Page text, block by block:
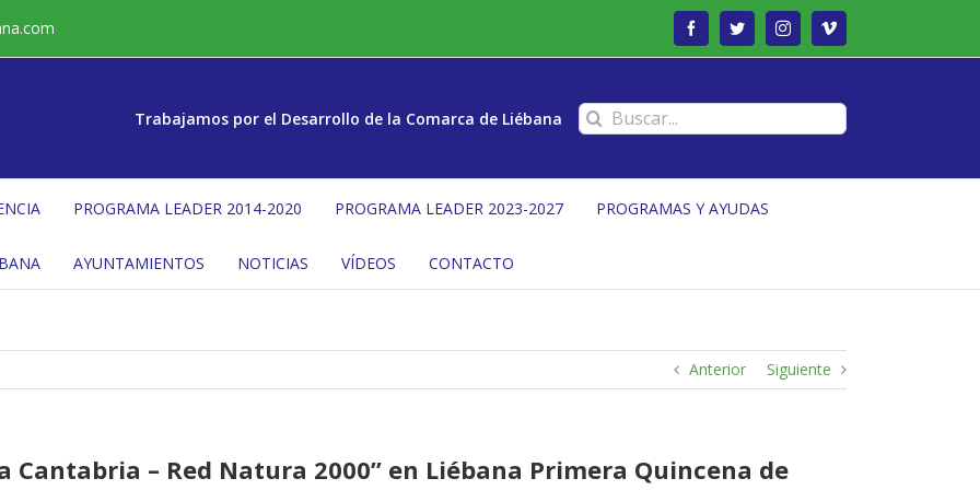
FacebookTwitterInstagramVimeo
Trabajamos por el Desarrollo de la Comarca de Liébana Buscar:
PROGRAMA LEADER 2014-2020 PROGRAMA LEADER 2023-2027 PROGRAMAS Y AYUDAS
AYUNTAMIENTOS NOTICIAS VÍDEOS CONTACTO
Anterior Siguiente
Cantabria – Red Natura 2000” en Liébana Primera Quincena de